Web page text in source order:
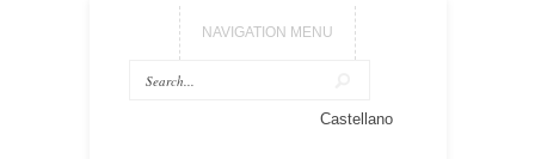
NAVIGATION MENU
Castellano